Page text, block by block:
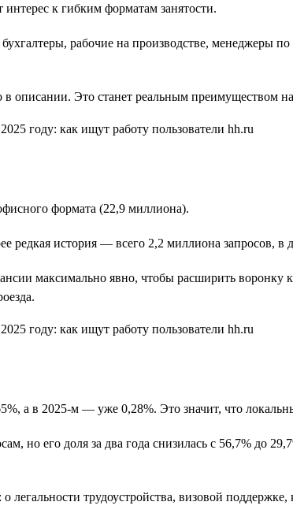
интерес к гибким форматам занятости.
рабочие на производстве, менеджеры
описании. Это станет реальным преимуществом
формата (22,9 миллиона).
редкая история — всего 2,2 миллиона запросов, в
максимально явно, чтобы расширить
а в 2025-м — уже 0,28%. Это значит, что
но его доля за два года снизилась с 56,7% до
легальности трудоустройства, визовой